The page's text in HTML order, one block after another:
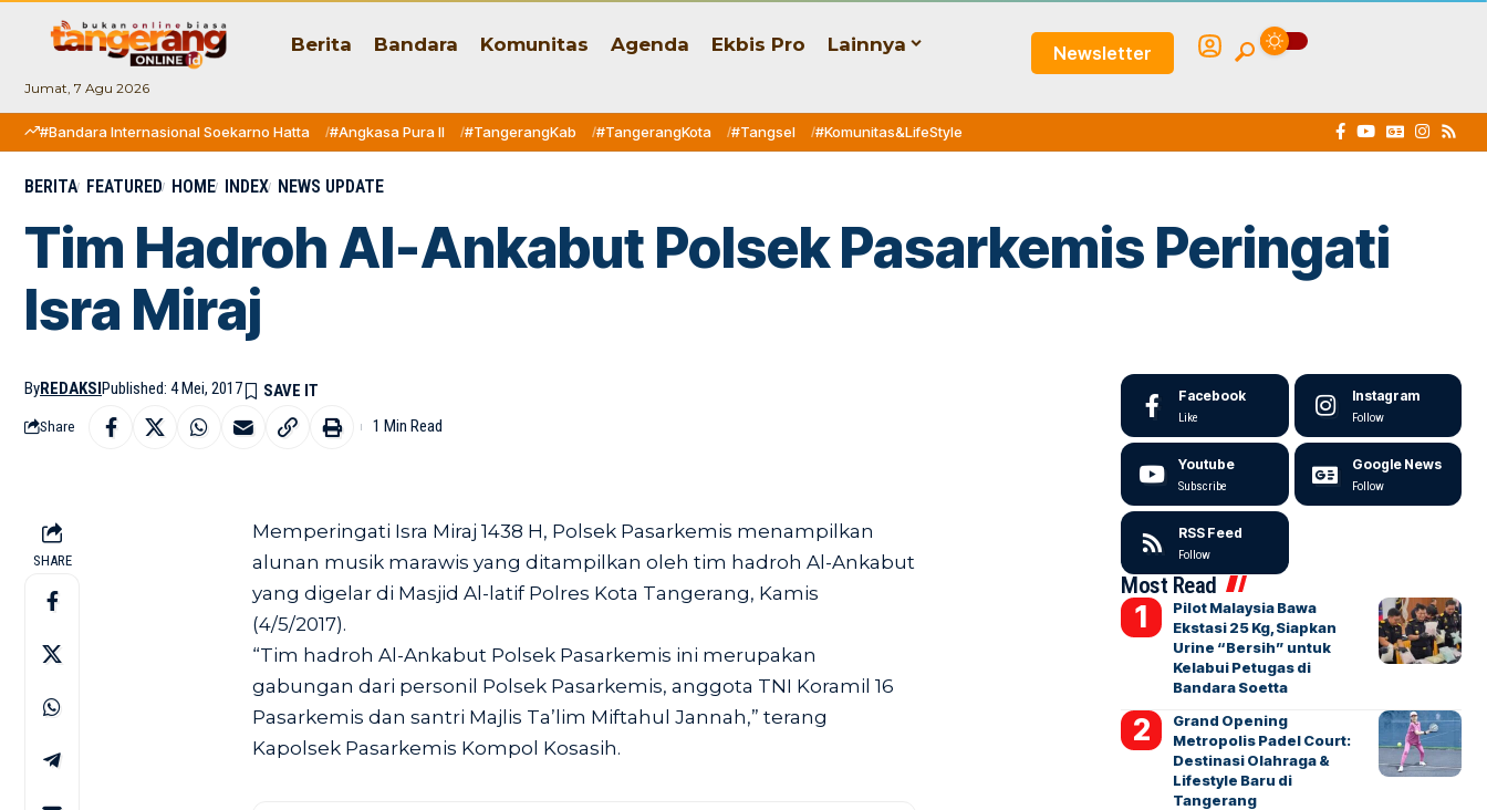
Jumat, 7 Agu 2026
Berita Bandara Komunitas Agenda Ekbis Pro Lainnya Newsletter
#Bandara Internasional Soekarno Hatta #Angkasa Pura II #TangerangKab #TangerangKota #Tangsel #Komunitas&LifeStyle
BERITA FEATURED HOME INDEX NEWS UPDATE
Tim Hadroh Al-Ankabut Polsek Pasarkemis Peringati
Isra Miraj
ByREDAKSIPublished: 4 Mei, 2017
Share 1 Min Read
SHARE
Memperingati Isra Miraj 1438 H, Polsek Pasarkemis menampilkan
alunan musik marawis yang ditampilkan oleh tim hadroh Al-Ankabut
yang digelar di Masjid Al-latif Polres Kota Tangerang, Kamis
(4/5/2017).
“Tim hadroh Al-Ankabut Polsek Pasarkemis ini merupakan
gabungan dari personil Polsek Pasarkemis, anggota TNI Koramil 16
Pasarkemis dan santri Majlis Ta’lim Miftahul Jannah,” terang
Kapolsek Pasarkemis Kompol Kosasih.
Facebook
Like
Instagram
Follow
Youtube
Subscribe
Google News
Follow
RSS Feed
Follow
Most Read
Pilot Malaysia Bawa
Ekstasi 25 Kg, Siapkan
Urine “Bersih” untuk
Kelabui Petugas di
Bandara Soetta
Grand Opening
Metropolis Padel Court:
Destinasi Olahraga &
Lifestyle Baru di
Tangerang